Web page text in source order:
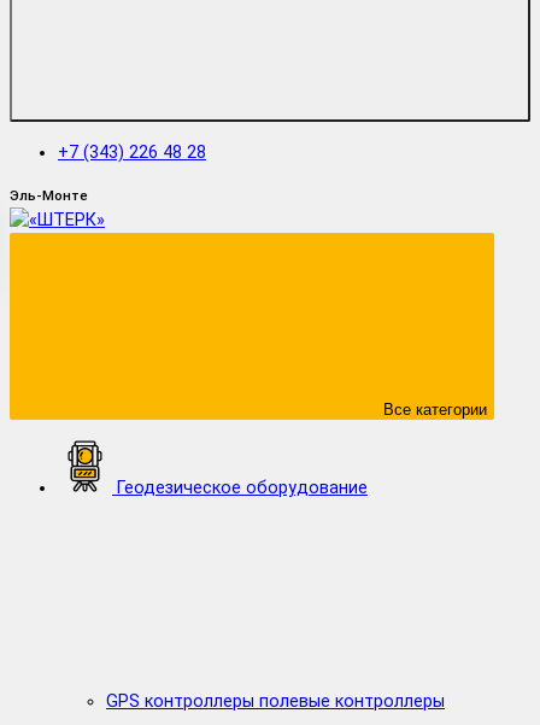
+7 (343) 226 48 28
Эль-Монте
Все категории
Геодезическое оборудование
GPS контроллеры полевые контроллеры